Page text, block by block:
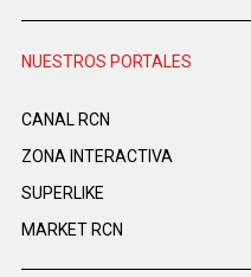
NUESTROS PORTALES
CANAL RCN
ZONA INTERACTIVA
SUPERLIKE
MARKET RCN